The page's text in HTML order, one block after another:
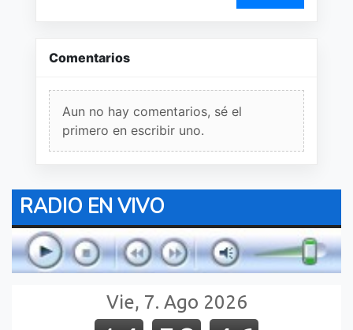
Comentarios
Aun no hay comentarios, sé el
primero en escribir uno.
RADIO EN VIVO